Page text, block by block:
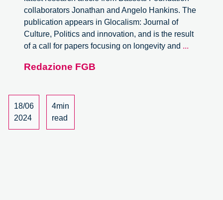
collaborators Jonathan and Angelo Hankins. The
publication appears in Glocalism: Journal of
Culture, Politics and innovation, and is the result
of a call for papers focusing on longevity and ...
Redazione FGB
18/06
2024
4min
read